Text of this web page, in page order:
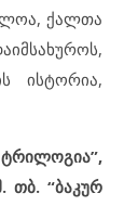
ქალთა
ისტორია,
თბ. “ბაკურ